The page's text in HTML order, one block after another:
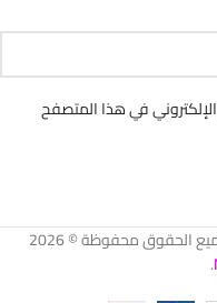
في هذا المتصفح
الحقوق محفوظة © 2026
.